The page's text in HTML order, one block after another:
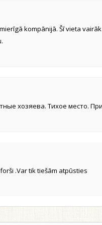
kompānijā. Šī vieta
хозяева. Тихое место.
.Var tik tiešām atpūsties